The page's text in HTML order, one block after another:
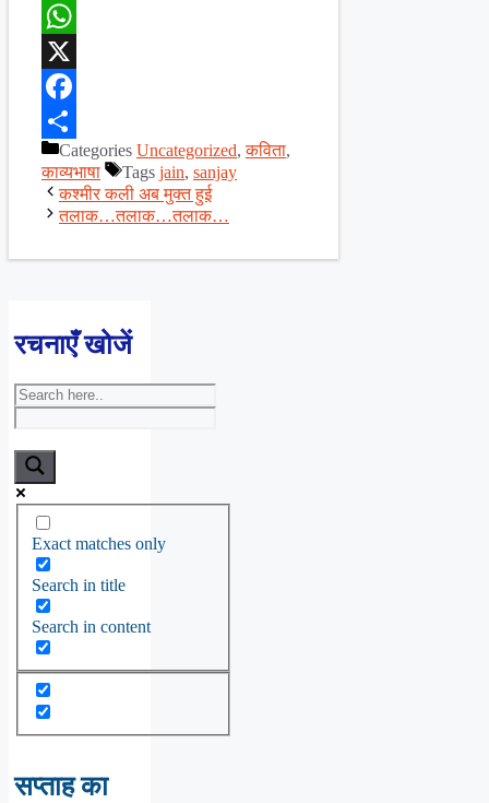
WhatsApp
X
Facebook
ShareCategories Uncategorized,कविता,
काव्यभाषा
Tags jain, sanjay
कश्मीर कली अब मुक्त हुई
तलाक…तलाक…तलाक…
रचनाएँ खोजें
Exact matches only
Search in title
Search in content
सप्ताह का